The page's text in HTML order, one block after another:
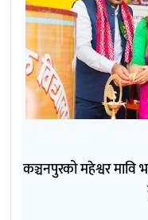
कञ्चनपुरको महेश्वर मावि